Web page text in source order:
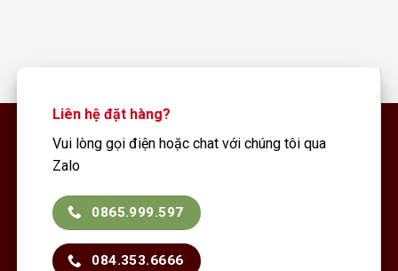
Liên hệ đặt hàng?
Vui lòng gọi điện hoặc chat với chúng tôi qua
Zalo
0865.999.597
084.353.6666